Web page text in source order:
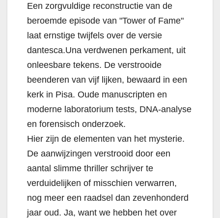
Een zorgvuldige reconstructie van de
beroemde episode van "Tower of Fame"
laat ernstige twijfels over de versie
dantesca.Una verdwenen perkament, uit
onleesbare tekens. De verstrooide
beenderen van vijf lijken, bewaard in een
kerk in Pisa. Oude manuscripten en
moderne laboratorium tests, DNA-analyse
en forensisch onderzoek.
Hier zijn de elementen van het mysterie.
De aanwijzingen verstrooid door een
aantal slimme thriller schrijver te
verduidelijken of misschien verwarren,
nog meer een raadsel dan zevenhonderd
jaar oud. Ja, want we hebben het over